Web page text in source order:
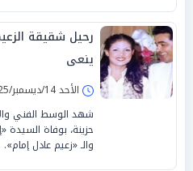
رحيل شقيقة
ينعى
الأحد 14/ديسمبر/2025 - 08:30 م
شهد الوسط الفني
حزينة، بوفاة السيدة
والـ «زعيم عادل إمام».